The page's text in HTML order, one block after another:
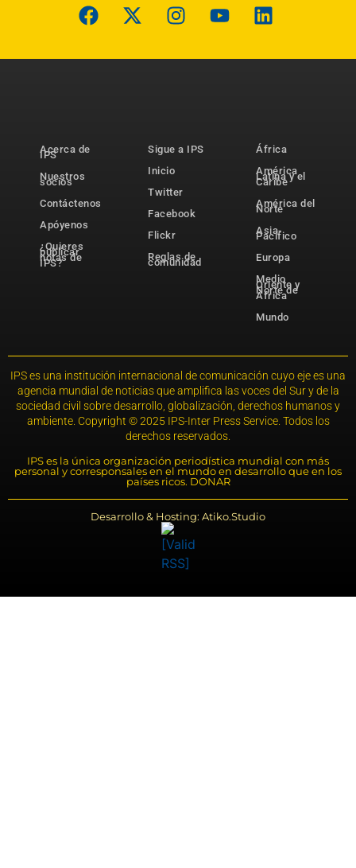
Acerca de
IPS
Nuestros
socios
Contáctenos
Apóyenos
¿Quieres
publicar
notas de
IPS?
Sigue a IPS
Inicio
Twitter
Facebook
Flickr
Reglas de
comunidad
África
América
Latina y el
Caribe
América del
Norte
Asia-
Pacífico
Europa
Medio
Oriente y
Norte de
África
Mundo
IPS es una institución internacional de comunicación cuyo eje es una
agencia mundial de noticias que amplifica las voces del Sur y de la
sociedad civil sobre desarrollo, globalización, derechos humanos y
ambiente. Copyright © 2025 IPS-Inter Press Service. Todos los
derechos reservados.
IPS es la única organización periodística mundial con más
personal y corresponsales en el mundo en desarrollo que en los
países ricos. DONAR
Desarrollo & Hosting: Atiko.Studio